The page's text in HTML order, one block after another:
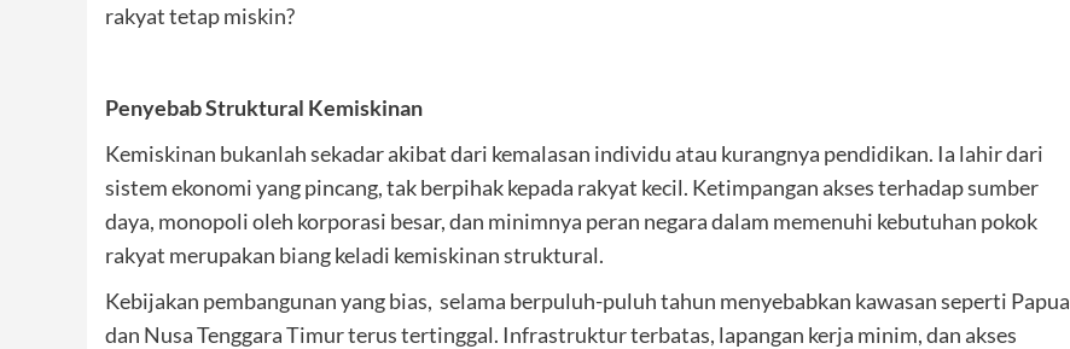
rakyat tetap miskin?
Penyebab Struktural Kemiskinan
Kemiskinan bukanlah sekadar akibat dari kemalasan individu atau kurangnya pendidikan. Ia lahir dari
sistem ekonomi yang pincang, tak berpihak kepada rakyat kecil. Ketimpangan akses terhadap sumber
daya, monopoli oleh korporasi besar, dan minimnya peran negara dalam memenuhi kebutuhan pokok
rakyat merupakan biang keladi kemiskinan struktural.
Kebijakan pembangunan yang bias, selama berpuluh-puluh tahun menyebabkan kawasan seperti Papua
dan Nusa Tenggara Timur terus tertinggal. Infrastruktur terbatas, lapangan kerja minim, dan akses